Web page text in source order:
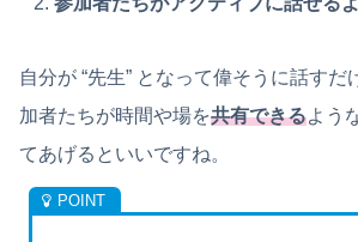
自分が “先生” となって偉そうに話すだ
加者たちが時間や場を共有できるよう
てあげるといいですね。